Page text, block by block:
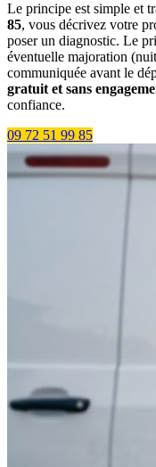
Le principe est simple et
85, vous décrivez votre
poser un diagnostic. Le
éventuelle majoration
communiquée avant le
gratuit et sans
confiance.
09 72 51 99 85